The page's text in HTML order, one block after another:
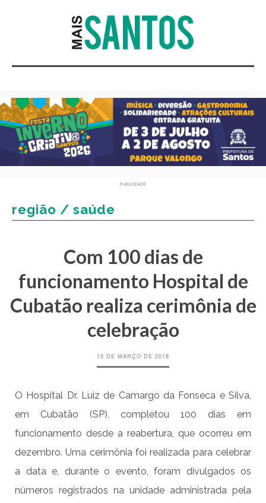
PUBLICIDADE
região / saúde
Com 100 dias de
funcionamento Hospital de
Cubatão realiza cerimônia de
celebração
15 DE MARÇO DE 2018
O Hospital Dr. Luiz de Camargo da Fonseca e Silva,
em Cubatão (SP), completou 100 dias em
funcionamento desde a reabertura, que ocorreu em
dezembro. Uma cerimônia foi realizada para celebrar
a data e, durante o evento, foram divulgados os
números registrados na unidade administrada pela